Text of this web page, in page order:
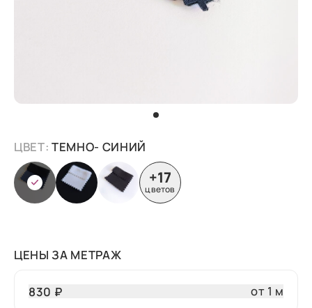
ЦВЕТ:ТЕМНО- СИНИЙ
+17
цветов
ЦЕНЫ ЗА МЕТРАЖ
830 ₽ от 1 м